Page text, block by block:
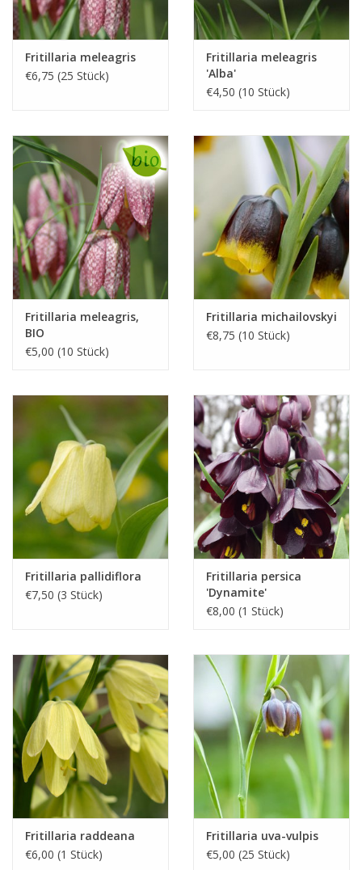
Fritillaria meleagris
€6,75 (25 Stück)
Fritillaria meleagris
'Alba'
€4,50 (10 Stück)
Fritillaria meleagris,
BIO
€5,00 (10 Stück)
Fritillaria michailovskyi
€8,75 (10 Stück)
Fritillaria pallidiflora
€7,50 (3 Stück)
Fritillaria persica
'Dynamite'
€8,00 (1 Stück)
Fritillaria raddeana
€6,00 (1 Stück)
Fritillaria uva-vulpis
€5,00 (25 Stück)